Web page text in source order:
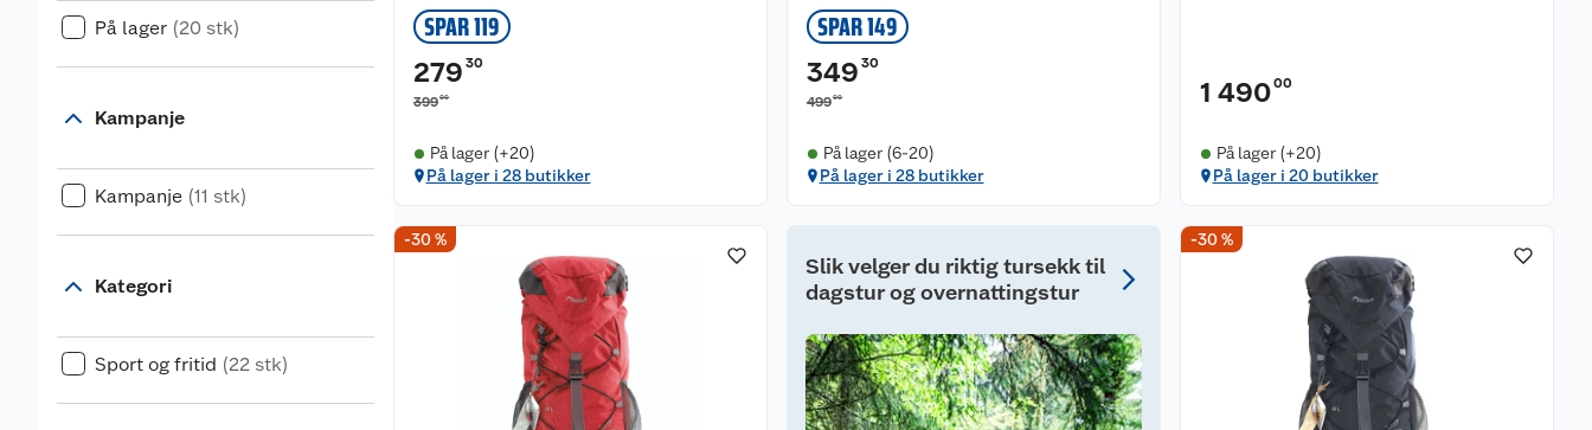
På lager (20 stk)
Kampanje
Kampanje (11 stk)
Kategori
Sport og fritid (22 stk)
SPAR 119
279 30
39900
På lager (+20)
På lager i 28 butikker
SPAR 149
349 30
49900
På lager (6-20)
På lager i 28 butikker
1 49000
På lager (+20)
På lager i 20 butikker
-30 %
Slik velger du riktig tursekk til
dagstur og overnattingstur
-30 %